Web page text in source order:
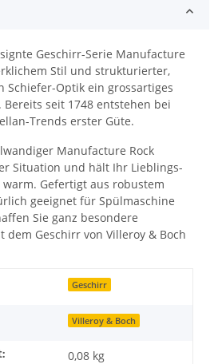
Geschirr-Serie Manufacture
Stil und strukturierter,
Schiefer-Optik ein grossartiges
seit 1748 entstehen bei
Trends erster Güte.
Manufacture Rock
Situation und hält Ihr Lieblings-
Gefertigt aus robustem
geeignet für Spülmaschine
Sie ganz besondere
dem Geschirr von Villeroy & Boch
Geschirr
Villeroy & Boch
0,08 kg